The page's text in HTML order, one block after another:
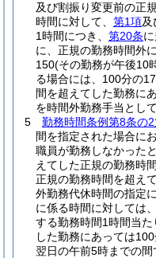
及び割振り変更前の正
時間に対して、 第1項及
1時間につき、 第20条
に、正規の勤務時間外
150(その勤務が午後10
る場合には、100分の
間を超えてした勤務に
を時間外勤務手当とし
5
勤務時間条例第8条の
間を指定された場合に
職員が勤務しなかったと
えてした正規の勤務時
正規の勤務時間を超え
外勤務代休時間の指定
に係る時間に対しては
する勤務時間1時間当
した勤務にあっては
翌日の午前5時までの